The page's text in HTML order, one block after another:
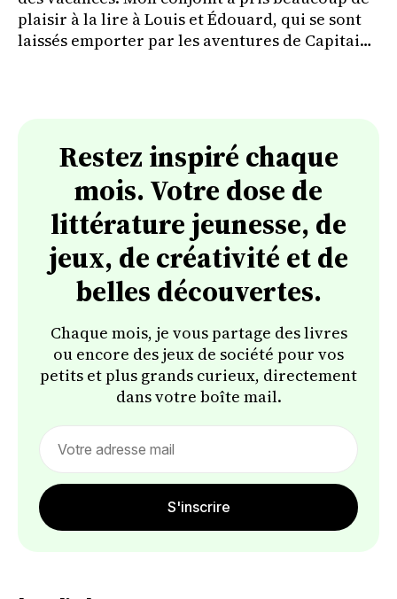
plaisir à la lire à Louis et Édouard, qui se sont
laissés emporter par les aventures de Capitaine
Restez inspiré chaque
mois. Votre dose de
littérature jeunesse, de
jeux, de créativité et de
belles découvertes.
Chaque mois, je vous partage des livres
ou encore des jeux de société pour vos
petits et plus grands curieux, directement
dans votre boîte mail.
S'inscrire